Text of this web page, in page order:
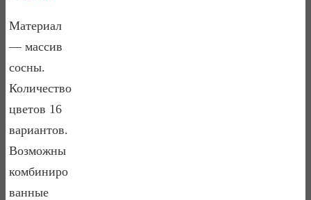
Материал
— массив
сосны.
Количество
цветов 16
вариантов.
Возможны
комбиниро
ванные